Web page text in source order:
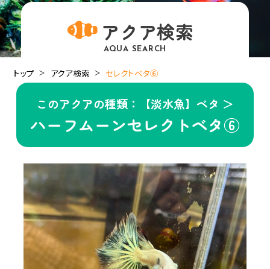
アクア検索
AQUA SEARCH
トップ アクア検索 セレクトベタ⑥
このアクアの種類：【淡水魚】ベタ ＞
ハーフムーンセレクトベタ⑥